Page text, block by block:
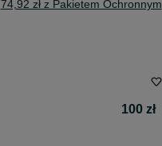
74,92 zł z Pakietem Ochronnym
100 zł